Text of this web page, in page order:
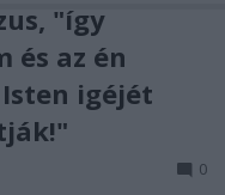
"így
és az én
igéjét
0